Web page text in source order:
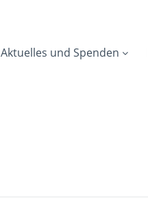
Aktuelles und Spenden